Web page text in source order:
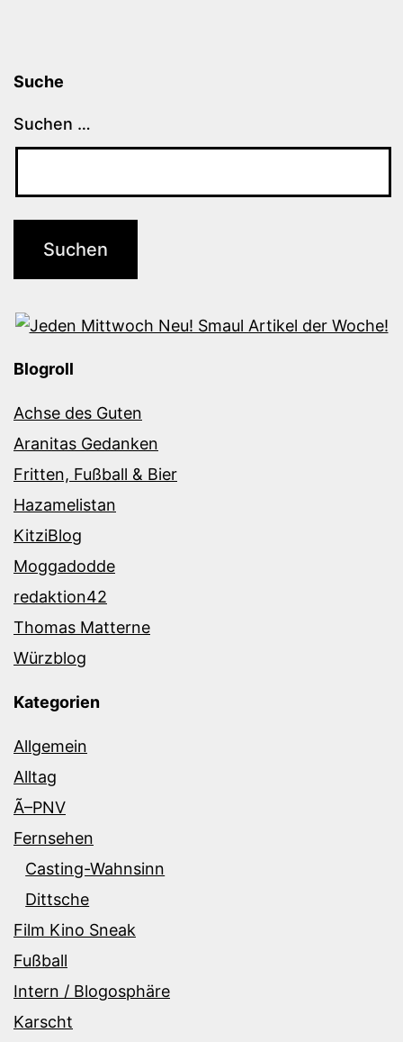
Suche
Suchen …
Blogroll
Achse des Guten
Aranitas Gedanken
Fritten, Fußball & Bier
Hazamelistan
KitziBlog
Moggadodde
redaktion42
Thomas Matterne
Würzblog
Kategorien
Allgemein
Alltag
Ã–PNV
Fernsehen
Casting-Wahnsinn
Dittsche
Film Kino Sneak
Fußball
Intern / Blogosphäre
Karscht